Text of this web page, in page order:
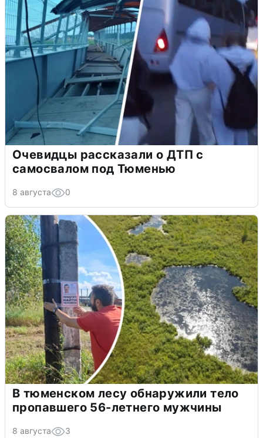
Очевидцы рассказали о ДТП с
самосвалом под Тюменью
8 августа 0
В тюменском лесу обнаружили тело
пропавшего 56-летнего мужчины
8 августа 3